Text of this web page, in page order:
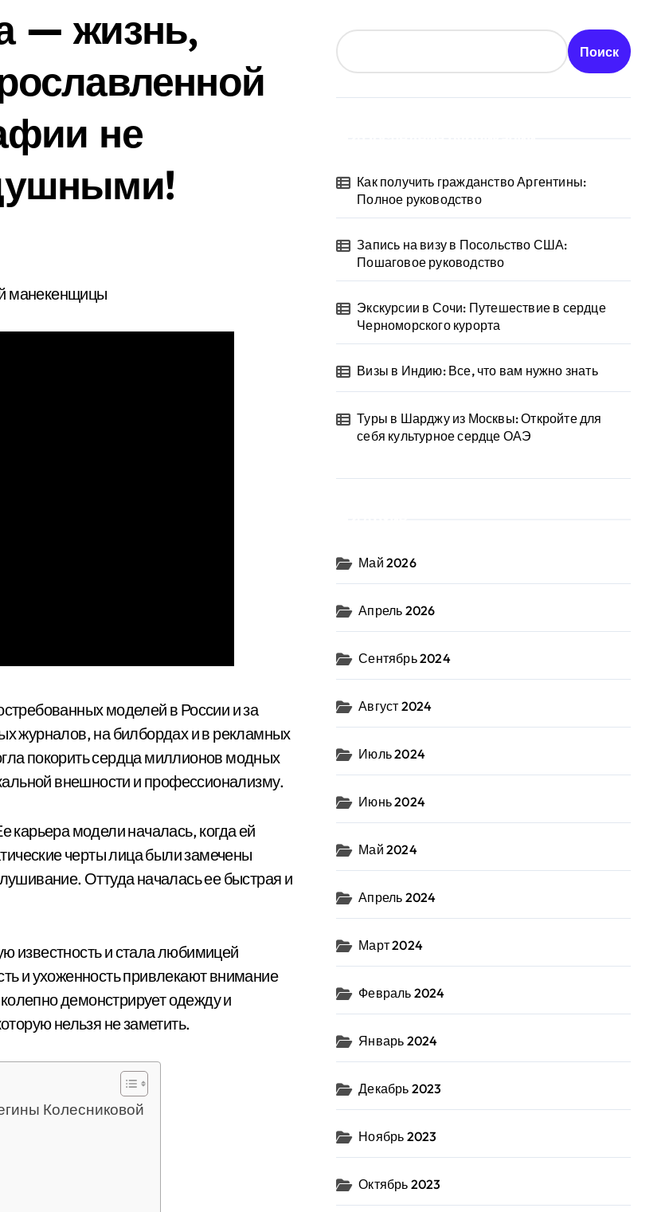
— жизнь,
не
моделей в России и за
журналов, на билбордах и в рекламных
покорить сердца миллионов модных
внешности и профессионализму.
карьера модели началась, когда ей
черты лица были замечены
Оттуда началась ее быстрая и
известность и стала любимицей
и ухоженность привлекают внимание
демонстрирует одежду и
нельзя не заметить.
Колесниковой
Поиск
Как получить гражданство Аргентины:
Полное руководство
Запись на визу в Посольство США:
Пошаговое руководство
Экскурсии в Сочи: Путешествие в сердце
Черноморского курорта
Визы в Индию: Все, что вам нужно знать
Туры в Шарджу из Москвы: Откройте для
себя культурное сердце ОАЭ
Май 2026
Апрель 2026
Сентябрь 2024
Август 2024
Июль 2024
Июнь 2024
Май 2024
Апрель 2024
Март 2024
Февраль 2024
Январь 2024
Декабрь 2023
Ноябрь 2023
Октябрь 2023